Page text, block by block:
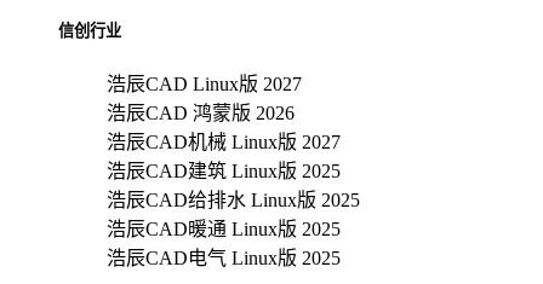
信创行业
浩辰CAD Linux版 2027
浩辰CAD 鸿蒙版 2026
浩辰CAD机械 Linux版 2027
浩辰CAD建筑 Linux版 2025
浩辰CAD给排水 Linux版 2025
浩辰CAD暖通 Linux版 2025
浩辰CAD电气 Linux版 2025